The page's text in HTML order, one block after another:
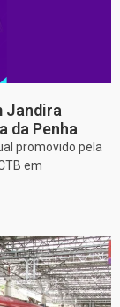
Jandira
da Penha
promovido pela
em